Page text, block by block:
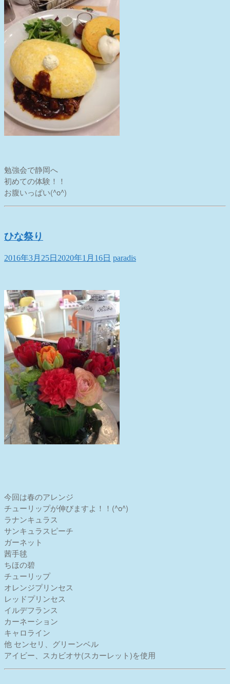
勉強会で静岡へ
初めての体験！！
お腹いっぱい(^o^)
ひな祭り
2016年3月25日 2020年1月16日 paradis
今回は春のアレンジ
チューリップが伸びますよ！！(^o^)
ラナンキュラス
サンキュラスピーチ
ガーネット
茜手毬
ちほの碧
チューリップ
オレンジプリンセス
レッドプリンセス
イルデフランス
カーネーション
キャロライン
他 センセリ、グリーンベル
アイビー、スカビオサ(スカーレット)を使用